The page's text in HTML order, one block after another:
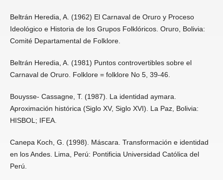
Beltrán Heredia, A. (1962) El Carnaval de Oruro y Proceso
Ideológico e Historia de los Grupos Folklóricos. Oruro, Bolivia:
Comité Departamental de Folklore.
Beltrán Heredia, A. (1981) Puntos controvertibles sobre el
Carnaval de Oruro. Folklore = folklore No 5, 39-46.
Bouysse- Cassagne, T. (1987). La identidad aymara.
Aproximación histórica (Siglo XV, Siglo XVI). La Paz, Bolivia:
HISBOL; IFEA.
Canepa Koch, G. (1998). Máscara. Transformación e identidad
en los Andes. Lima, Perú: Pontificia Universidad Católica del
Perú.